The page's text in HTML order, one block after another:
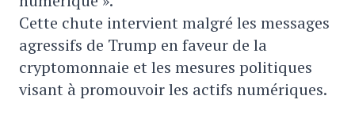
Cette chute intervient malgré les messages
agressifs de Trump en faveur de la
cryptomonnaie et les mesures politiques
visant à promouvoir les actifs numériques.